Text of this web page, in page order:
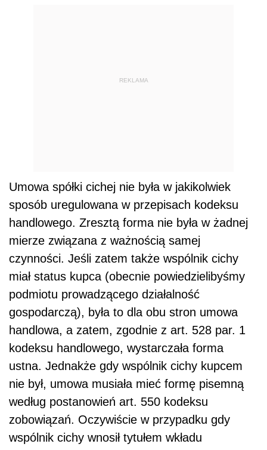
REKLAMA
Umowa spółki cichej nie była w jakikolwiek
sposób uregulowana w przepisach kodeksu
handlowego. Zresztą forma nie była w żadnej
mierze związana z ważnością samej
czynności. Jeśli zatem także wspólnik cichy
miał status kupca (obecnie powiedzielibyśmy
podmiotu prowadzącego działalność
gospodarczą), była to dla obu stron umowa
handlowa, a zatem, zgodnie z art. 528 par. 1
kodeksu handlowego, wystarczała forma
ustna. Jednakże gdy wspólnik cichy kupcem
nie był, umowa musiała mieć formę pisemną
według postanowień art. 550 kodeksu
zobowiązań. Oczywiście w przypadku gdy
wspólnik cichy wnosił tytułem wkładu